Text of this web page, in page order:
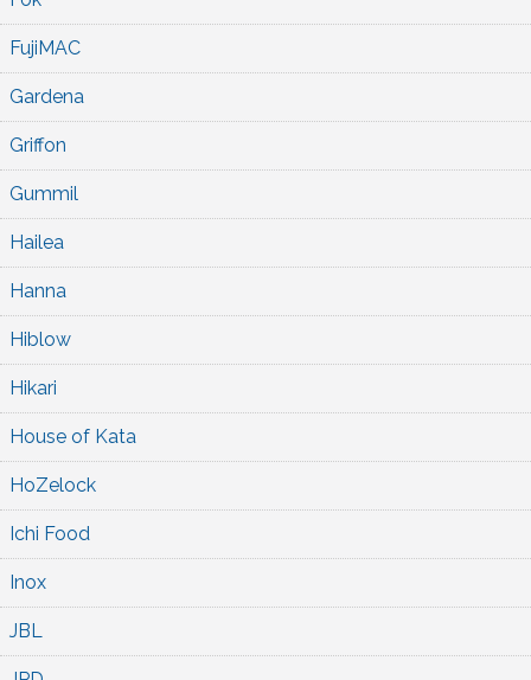
FujiMAC
Gardena
Griffon
Gummil
Hailea
Hanna
Hiblow
Hikari
House of Kata
HoZelock
Ichi Food
Inox
JBL